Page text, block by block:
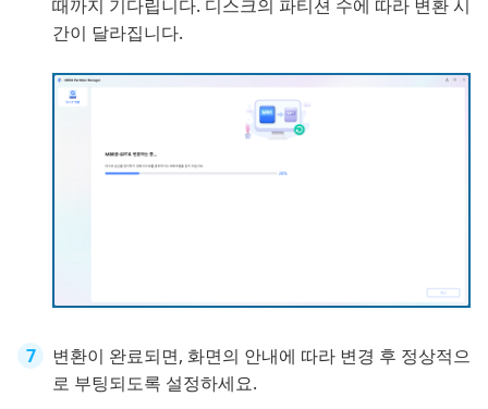
때까지 기다립니다. 디스크의 파티션 수에 따라 변환 시
간이 달라집니다.
변환이 완료되면, 화면의 안내에 따라 변경 후 정상적으
로 부팅되도록 설정하세요.